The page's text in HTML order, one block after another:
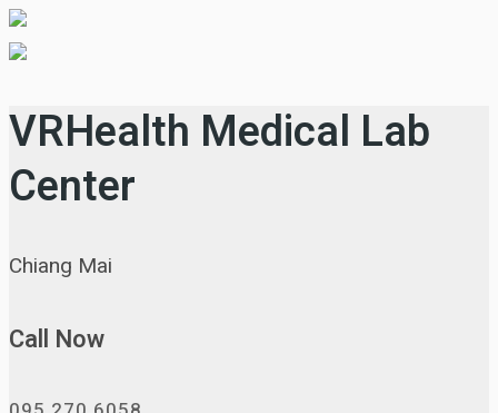
VRHealth Medical Lab
Center
Chiang Mai
Call Now